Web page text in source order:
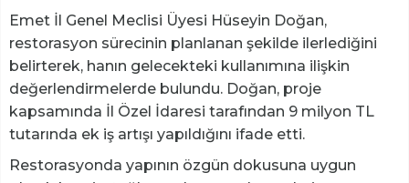
Emet İl Genel Meclisi Üyesi Hüseyin Doğan,
restorasyon sürecinin planlanan şekilde ilerlediğini
belirterek, hanın gelecekteki kullanımına ilişkin
değerlendirmelerde bulundu. Doğan, proje
kapsamında İl Özel İdaresi tarafından 9 milyon TL
tutarında ek iş artışı yapıldığını ifade etti.
Restorasyonda yapının özgün dokusuna uygun